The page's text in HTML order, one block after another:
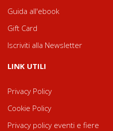
Guida all'ebook
Gift Card
Iscriviti alla Newsletter
LINK UTILI
Privacy Policy
Cookie Policy
Privacy policy eventi e fiere